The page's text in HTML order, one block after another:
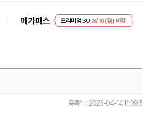
메가패스
EVENT 8/10(월) 마감
등록일 : 2025-04-14